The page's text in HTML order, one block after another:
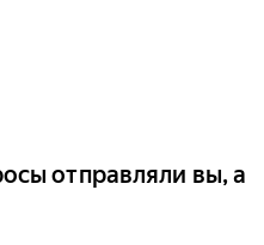
отправляли вы, а